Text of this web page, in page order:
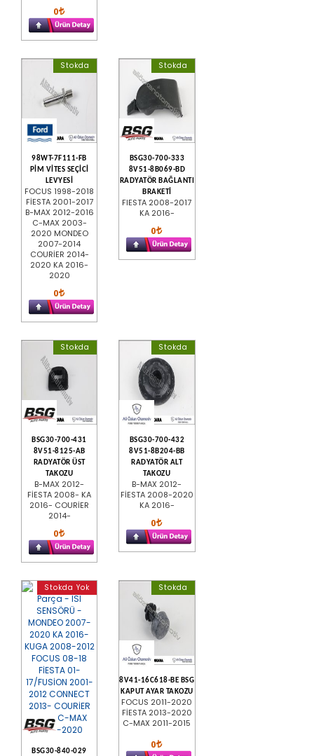
0
Stokda
98WT-7F111-FB
PİM VİTES SEÇİCİ
LEVYESİ
FOCUS 1998-2018
FİESTA 2001-2017
B-MAX 2012-2016
C-MAX 2003-
2020 MONDEO
2007-2014
COURİER 2014-
2020 KA 2016-
2020
0
Stokda
BSG30-700-333
8V51-8B069-BD
RADYATÖR BAĞLANTI
BRAKETİ
FIESTA 2008-2017
KA 2016-
0
Stokda
BSG30-700-431
8V51-8125-AB
RADYATÖR ÜST
TAKOZU
B-MAX 2012-
FİESTA 2008- KA
2016- COURİER
2014-
0
Stokda
BSG30-700-432
8V51-8B204-BB
RADYATÖR ALT
TAKOZU
B-MAX 2012-
FİESTA 2008-2020
KA 2016-
0
Stokda Yok
BSG30-840-029
Stokda
8V41-16C618-BE BSG
KAPUT AYAR TAKOZU
FOCUS 2011-2020
FİESTA 2013-2020
C-MAX 2011-2015
0